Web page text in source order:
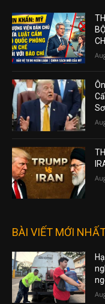
CHÍ
BÀI VIẾT MỚI